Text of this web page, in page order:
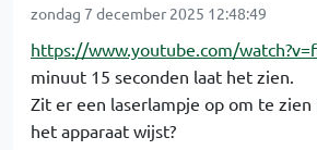
zondag 7 december 2025 12:48:49
https://www.youtube.com/
minuut 15 seconden laat het zien.
Zit er een laserlampje op om te
het apparaat wijst?